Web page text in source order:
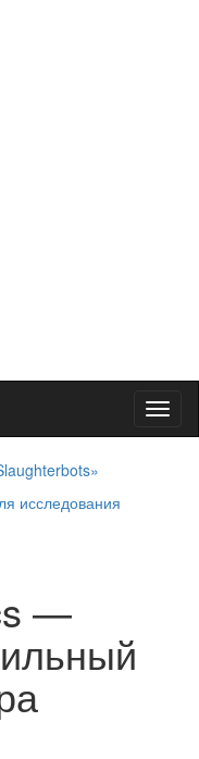
исследования
—